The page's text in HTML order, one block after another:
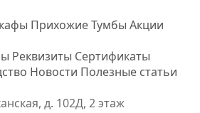
ПрихожиеТумбы Акции
Реквизиты Сертификаты
Новости Полезные статьи
д. 102Д, 2 этаж